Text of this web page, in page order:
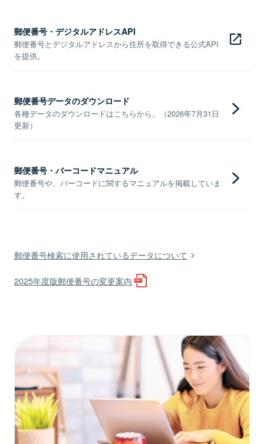
郵便番号・デジタルアドレスAPI
郵便番号とデジタルアドレスから住所を取得できる公式API
を提供。
郵便番号データのダウンロード
各種データのダウンロードはこちらから。（2026年7月31日
更新）
郵便番号・バーコードマニュアル
郵便番号や、バーコードに関するマニュアルを掲載していま
す。
郵便番号検索に使用されているデータについて
2025年度版郵便番号の変更案内